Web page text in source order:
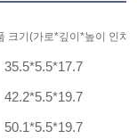
크기(가로*깊이*높이 인치)
35.5*5.5*17.7
42.2*5.5*19.7
50.1*5.5*19.7